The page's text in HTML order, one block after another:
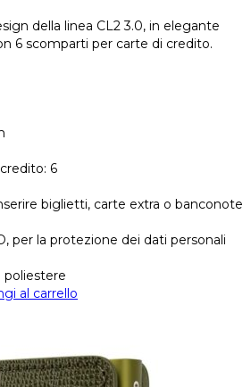
della linea CL2 3.0, in elegante
6 scomparti per carte di credito.
6
biglietti, carte extra o banconote
per la protezione dei dati personali
poliestere
al carrello